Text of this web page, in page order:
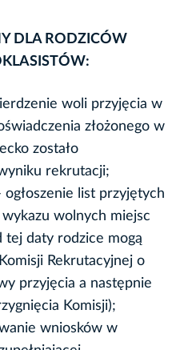
DLA RODZICÓW
woli przyjęcia w
złożonego w
zostało
rekrutacji;
ogłoszenie list przyjętych
wolnych miejsc
daty rodzice mogą
Rekrutacyjnej o
przyjęcia a następnie
Komisji);
wniosków w